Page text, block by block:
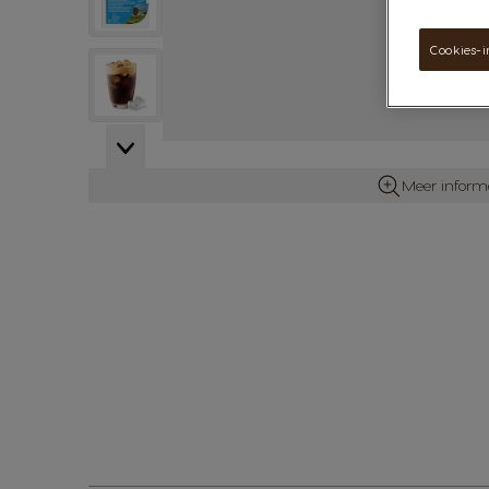
View larger image
View larger image
Meer
Cookies-